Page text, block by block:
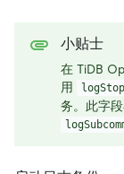
小贴士
在 TiDB
用
务。此字